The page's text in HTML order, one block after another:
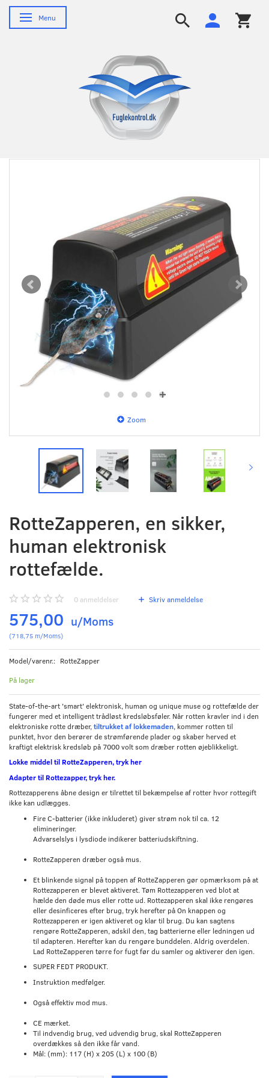
Skifte navigation
Menu
Zoom
RotteZapperen, en sikker,
human elektronisk
rottefælde.
0 anmeldelser Skriv anmeldelse
575,00 u/Moms
(718,75 m/Moms)
Model/varenr.: RotteZapper
På lager
State-of-the-art 'smart' elektronisk, human og unique muse og rottefælde der
fungerer med et intelligent trådløst kredsløbsføler. Når rotten kravler ind i den
elektroniske rotte dræber, tiltrukket af lokkemaden, kommer rotten til
punktet, hvor den berører de strømførende plader og skaber herved et
kraftigt elektrisk kredsløb på 7000 volt som dræber rotten øjeblikkeligt.
Lokke middel til RotteZapperen, tryk her
Adapter til Rottezapper, tryk her.
Rottezapperens åbne design er tilrettet til bekæmpelse af rotter hvor rottegift
ikke kan udlægges.
Fire C-batterier (ikke inkluderet) giver strøm nok til ca. 12
elimineringer.
Advarselslys i lysdiode indikerer batteriudskiftning.
RotteZapperen dræber også mus.
Et blinkende signal på toppen af RotteZapperen gør opmærksom på at
Rottezapperen er blevet aktiveret. Tøm Rottezapperen ved blot at
hælde den døde mus eller rotte ud. Rottezapperen skal ikke rengøres
eller desinficeres efter brug, tryk herefter på On knappen og
Rottezapperen er igen aktiveret og klar til brug. Du kan sagtens
rengøre RotteZapperen, adskil den, tag batterierne eller ledningen ud
til adapteren. Herefter kan du rengøre bunddelen. Aldrig overdelen.
Lad RotteZapperen tørre for fugt før du samler og aktiverer den igen.
SUPER FEDT PRODUKT.
Instruktion medfølger.
Også effektiv mod mus.
CE mærket.
Til indvendig brug, ved udvendig brug, skal RotteZapperen
overdækkes så den ikke får vand.
Mål: (mm): 117 (H) x 205 (L) x 100 (B)